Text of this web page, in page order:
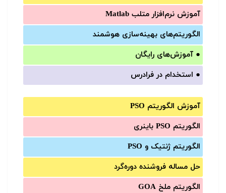
آموزش‌ نرم‌افزار متلب Matlab
الگوریتم‌های بهینه‌سازی هوشمند
● آموزش‌های رایگان
● استخدام در فرادرس
آموزش الگوریتم PSO
الگوریتم PSO باینری
الگوریتم ژنتیک و PSO
حل مساله فروشنده دوره‌گرد
الگوریتم ملخ GOA